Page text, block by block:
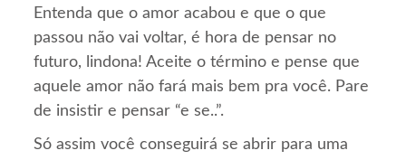
Entenda que o amor acabou e que o que
passou não vai voltar, é hora de pensar no
futuro, lindona! Aceite o término e pense que
aquele amor não fará mais bem pra você. Pare
de insistir e pensar “e se..”.
Só assim você conseguirá se abrir para uma